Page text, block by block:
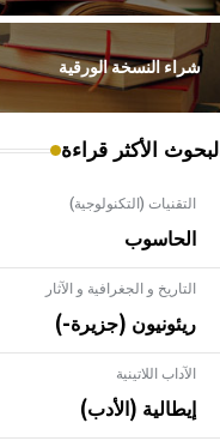
شراء النسخة الورقية
البحوث الأكثر قراءة
التقنيات (التكنولوجية)
الحاسوب
التاريخ و الجغرافية و الآثار
ريئونيون (جزيرة-)
الآداب اللاتينية
إيطالية (الأدب)